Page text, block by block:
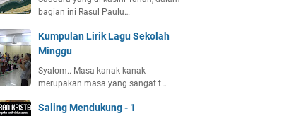
bagian ini Rasul Paulu…
Kumpulan Lirik Lagu Sekolah
Minggu
Syalom.. Masa kanak-kanak
merupakan masa yang sangat t…
Saling Mendukung - 1